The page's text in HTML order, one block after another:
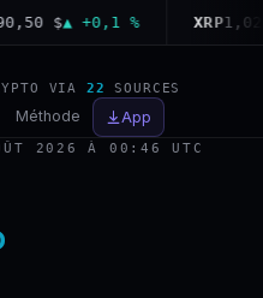
$▲ +0,1 % XRP1,02 $
VIA 22 SOURCES
Méthode App
2026 À 00:46 UTC